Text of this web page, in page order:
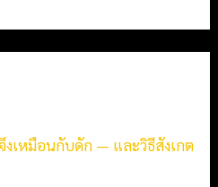
เหมือนกับดัก — และวิธีสังเกต